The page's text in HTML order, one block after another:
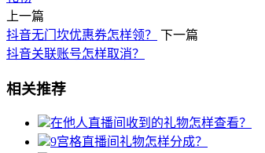
上一篇
抖音无门坎优惠券怎样领？
下一篇
抖音关联账号怎样取消？
相关推荐
在他人直播间收到的礼物怎样查看？
9宫格直播间礼物怎样分成？